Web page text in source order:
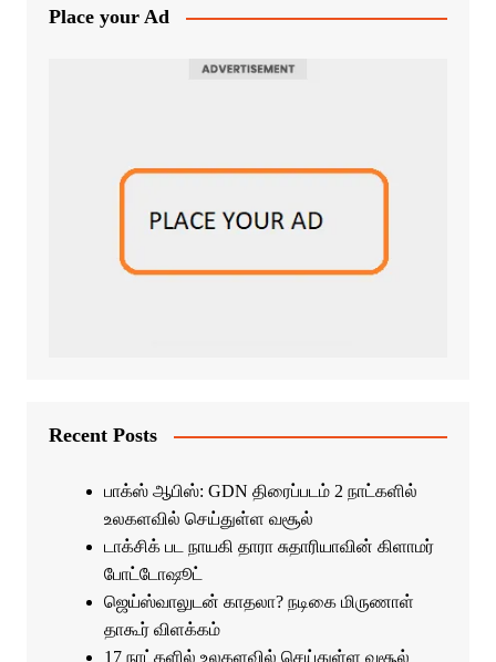
Place your Ad
Recent Posts
பாக்ஸ் ஆபிஸ்: GDN திரைப்படம் 2 நாட்களில்
உலகளவில் செய்துள்ள வசூல்
டாக்சிக் பட நாயகி தாரா சுதாரியாவின் கிளாமர்
போட்டோஷூட்
ஜெய்ஸ்வாலுடன் காதலா? நடிகை மிருணாள்
தாகூர் விளக்கம்
17 நாட்களில் உலகளவில் செய்துள்ள வசூல்